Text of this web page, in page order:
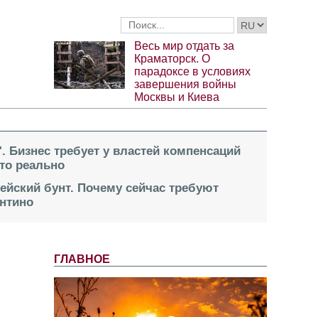
Весь мир отдать за
Краматорск. О
парадоксе в условиях
завершения войны
Москвы и Киева
требует у властей компенсаций
реально
бунт. Почему сейчас требуют
ГЛАВНОЕ